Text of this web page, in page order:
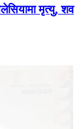
मृत्यु, शव